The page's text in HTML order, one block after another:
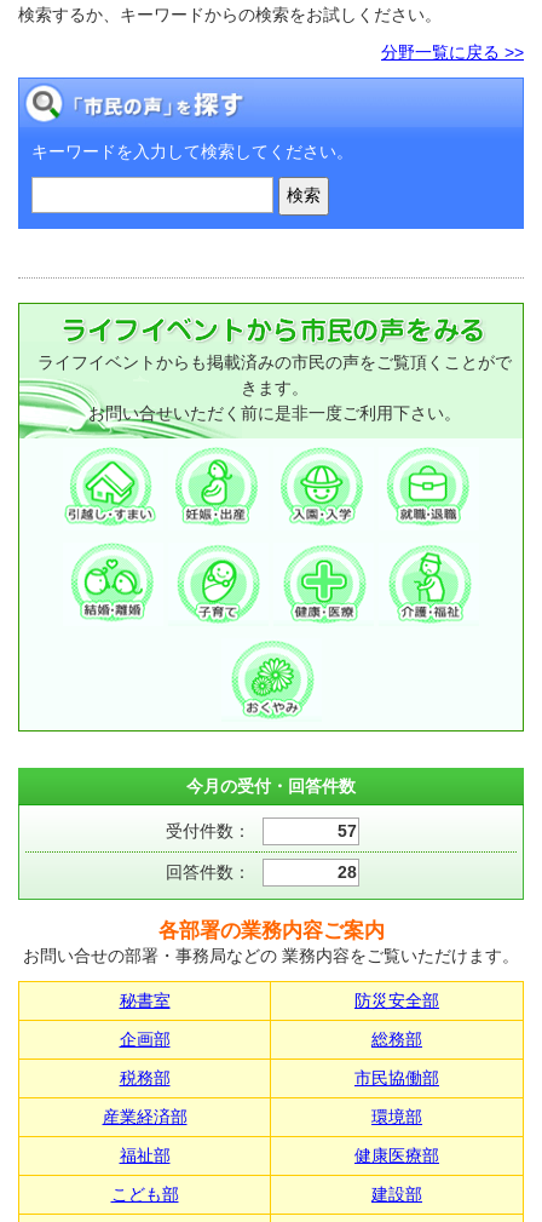
検索するか、キーワードからの検索をお試しください。
分野一覧に戻る >>
キーワードを入力して検索してください。
ライフイベントからも掲載済みの市民の声をご覧頂くことがで
きます。
お問い合せいただく前に是非一度ご利用下さい。
今月の受付・回答件数
受付件数： 57
回答件数： 28
各部署の業務内容ご案内
お問い合せの部署・事務局などの 業務内容をご覧いただけます。
秘書室
防災安全部
企画部
総務部
税務部
市民協働部
産業経済部
環境部
福祉部
健康医療部
こども部
建設部